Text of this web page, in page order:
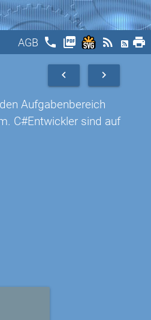
AGB phone picture_as_pdf rss_feed print
navigate_next
navigate_before
Aufgabenbereich
C#Entwickler sind auf